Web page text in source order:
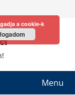
Menu
a cookie-k